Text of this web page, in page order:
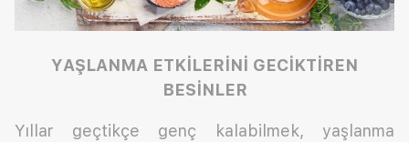
YAŞLANMA ETKİLERİNİ GECİKTİREN
BESİNLER
Yıllar geçtikçe genç kalabilmek, yaşlanma